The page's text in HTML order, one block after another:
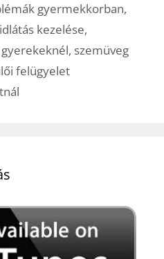
gyermekkorban,
kezelése,
, szemüveg
felügyelet